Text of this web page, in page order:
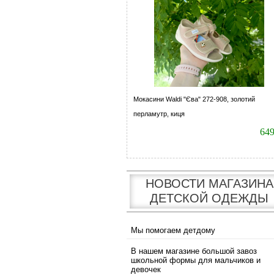
Мокасини Waldi "Єва" 272-908, золотий
перламутр, киця
НОВОСТИ МАГАЗИНА
ДЕТСКОЙ ОДЕЖДЫ
Мы помогаем детдому
В нашем магазине большой завоз
школьной формы для мальчиков и
девочек